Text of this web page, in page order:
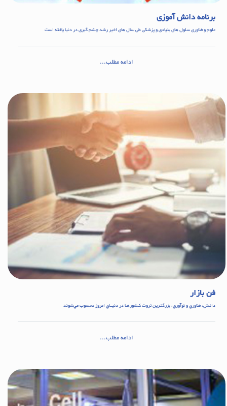
برنامه دانش آموزی
علوم و فناوری سلول های بنیادی و پزشکی طی سال های اخیر رشد چشم گیری در دنیا یافته است
ادامه مطلب...
فن بازار
دانـش، فناوري و نوآوري، بزرگتـرين ثروت كـشورهـا در دنيــاي امروز محسوب مي‌شوند
ادامه مطلب...